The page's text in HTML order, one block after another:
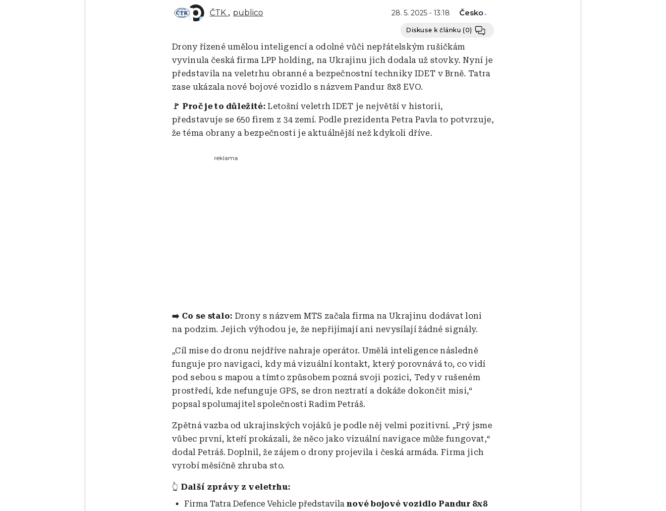
ČTK publico 28. 5. 2025 - 13:18 Česko
Diskuse k článku(0)
Drony řízené umělou inteligencí a odolné vůči nepřátelským rušičkám
vyvinula česká firma LPP holding, na Ukrajinu jich dodala už stovky. Nyní je
představila na veletrhu obranné a bezpečnostní techniky IDET v Brně. Tatra
zase ukázala nové bojové vozidlo s názvem Pandur 8x8 EVO.
🚩 Proč je to důležité: Letošní veletrh IDET je největší v historii,
představuje se 650 firem z 34 zemí. Podle prezidenta Petra Pavla to potvrzuje,
že téma obrany a bezpečnosti je aktuálnější než kdykoli dříve.
reklama
➡️ Co se stalo: Drony s názvem MTS začala firma na Ukrajinu dodávat loni
na podzim. Jejich výhodou je, že nepřijímají ani nevysílají žádné signály.
„Cíl mise do dronu nejdříve nahraje operátor. Umělá inteligence následně
funguje pro navigaci, kdy má vizuální kontakt, který porovnává to, co vidí
pod sebou s mapou a tímto způsobem pozná svoji pozici, Tedy v rušeném
prostředí, kde nefunguje GPS, se dron neztratí a dokáže dokončit misi,“
popsal spolumajitel společnosti Radim Petráš.
Zpětná vazba od ukrajinských vojáků je podle něj velmi pozitivní. „Prý jsme
vůbec první, kteří prokázali, že něco jako vizuální navigace může fungovat,“
dodal Petráš. Doplnil, že zájem o drony projevila i česká armáda. Firma jich
vyrobí měsíčně zhruba sto.
👆 Další zprávy z veletrhu:
Firma Tatra Defence Vehicle představila nové bojové vozidlo Pandur 8x8